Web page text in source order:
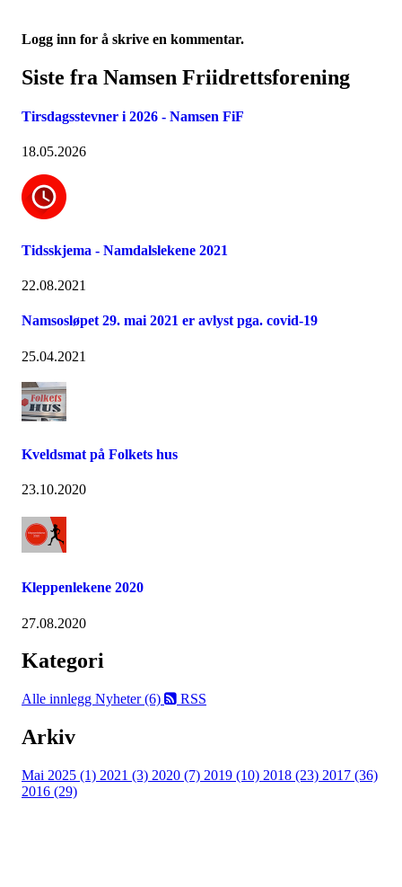
Logg inn for å skrive en kommentar.
Siste fra Namsen Friidrettsforening
Tirsdagsstevner i 2026 - Namsen FiF
18.05.2026
Tidsskjema - Namdalslekene 2021
22.08.2021
Namsosløpet 29. mai 2021 er avlyst pga. covid-19
25.04.2021
Kveldsmat på Folkets hus
23.10.2020
Kleppenlekene 2020
27.08.2020
Kategori
Alle innlegg Nyheter (6) RSS
Arkiv
Mai 2025 (1) 2021 (3) 2020 (7) 2019 (10) 2018 (23) 2017 (36)
2016 (29)